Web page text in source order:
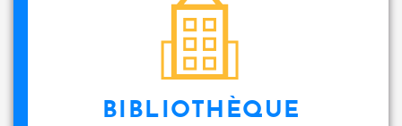
BIBLIOTHÈQUE